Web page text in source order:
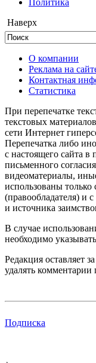
Политика
Наверх
О компании
Реклама на
Контактная
Статистика
При перепечатке
текстовых
сети Интернет
Перепечатка либо
с настоящего сайта
письменного
видеоматериалы,
использованы только
(правообладателя) и
и источника
В случае
необходимо
Редакция оставляет
удалять комментарии
Подписка